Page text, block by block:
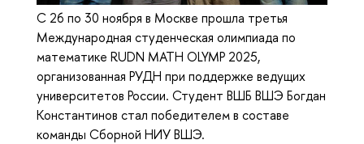
С 26 по 30 ноября в Москве прошла третья
Международная студенческая олимпиада по
математике RUDN MATH OLYMP 2025,
организованная РУДН при поддержке ведущих
университетов России. Студент ВШБ ВШЭ Богдан
Константинов стал победителем в составе
команды Сборной НИУ ВШЭ.